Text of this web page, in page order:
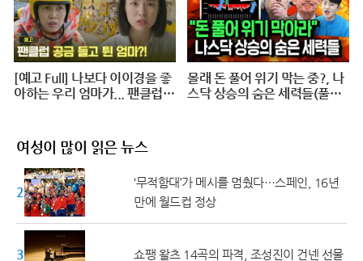
[예고 Full] 나보다 이이경을 좋
아하는 우리 엄마가... 팬클럽
몰래 돈 풀어 위기 막는 중?, 나
스닥 상승의 숨은 세력들(풀버
여성이 많이 읽은 뉴스
20대 ↓
‘무적함대’가 메시를 멈췄다…스페인, 16년
만에 월드컵 정상
30대 쇼팽 왈츠 14곡의 파격, 조성진이 건넨 선물